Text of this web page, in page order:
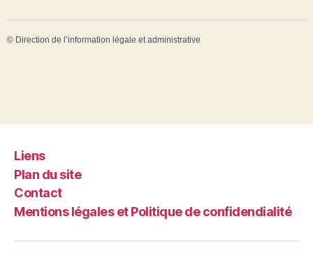
© Direction de l’information légale et administrative
Liens
Plan du site
Contact
Mentions légales et Politique de confidendialité